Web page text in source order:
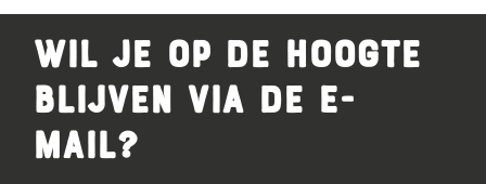
Wil je op de hoogte
blijven via de e-
mail?